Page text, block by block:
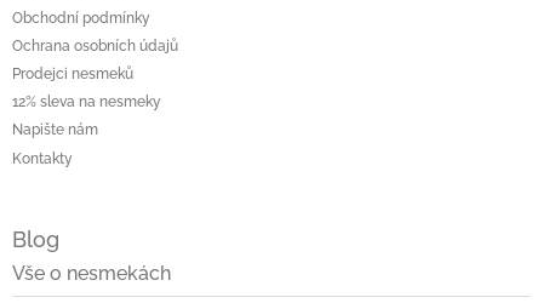
Obchodní podmínky
Ochrana osobních údajů
Prodejci nesmeků
12% sleva na nesmeky
Napište nám
Kontakty
Blog
Vše o nesmekách